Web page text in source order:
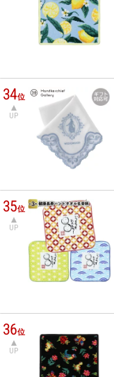
34位
UP
35位
UP
36位
UP